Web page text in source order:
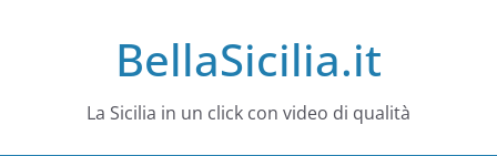
BellaSicilia.it
La Sicilia in un click con video di qualità